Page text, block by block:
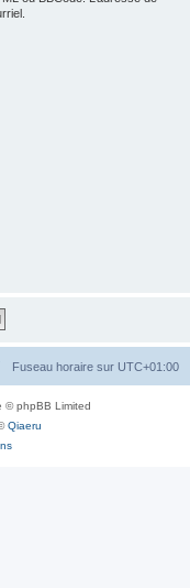
Fuseau horaire sur UTC+01:00
© phpBB Limited
Qiaeru